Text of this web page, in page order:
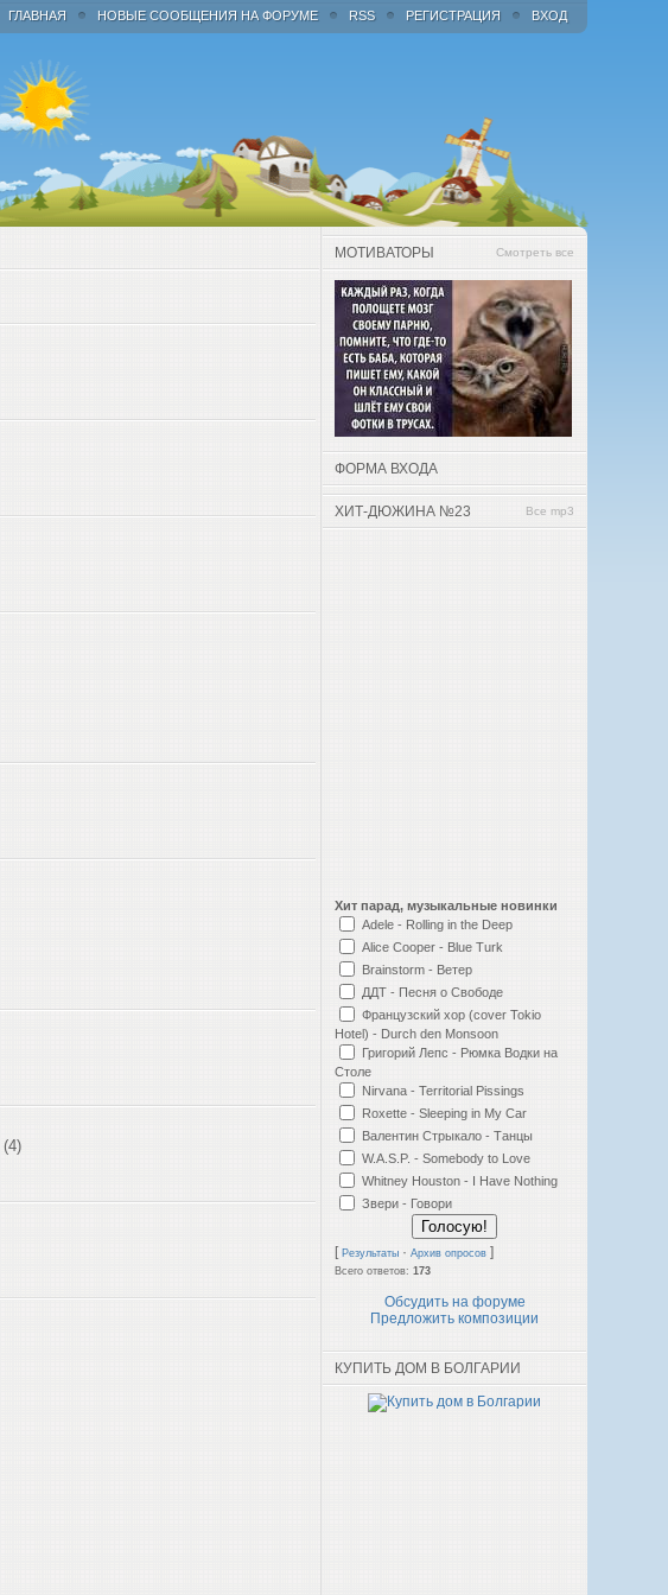
ВХОД
РЕГИСТРАЦИЯ
RSS
НОВЫЕ СООБЩЕНИЯ НА ФОРУМЕ
ГЛАВНАЯ
(4)
МОТИВАТОРЫ Смотреть все
ФОРМА ВХОДА
ХИТ-ДЮЖИНА №23 Все mp3
Хит парад, музыкальные новинки
Adele - Rolling in the Deep
Alice Cooper - Blue Turk
Brainstorm - Ветер
ДДТ - Песня о Свободе
Французский хор (cover Tokio
Hotel) - Durch den Monsoon
Григорий Лепс - Рюмка Водки на
Столе
Nirvana - Territorial Pissings
Roxette - Sleeping in My Car
Валентин Стрыкало - Танцы
W.A.S.P. - Somebody to Love
Whitney Houston - I Have Nothing
Звери - Говори
[Результаты ·Архив опросов ]
Всего ответов:173
Обсудить на форуме
Предложить композиции
КУПИТЬ ДОМ В БОЛГАРИИ